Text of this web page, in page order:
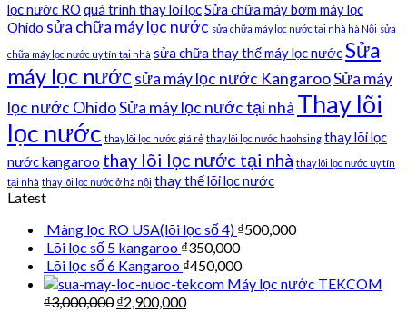
lọc nước RO quá trình thay lõi lọcSửa chữa máy bơm máy lọc
Ohido sửa chữa máy lọc nước sửa chữa máy lọc nước tại nhà hà Nội sửa
chữa máy lọc nước uy tín tại nhà sửa chữa thay thế máy lọc nướcSửa
máy lọc nướcsửa máy lọc nước KangarooSửa máy
lọc nước OhidoSửa máy lọc nước tại nhà Thay lõi
lọc nước thay lõi lọc nước giá rẻ thay lõi lọc nước haohsing thay lõi lọc
nước kangaroo thay lõi lọc nước tại nhà thay lõi lọc nước uy tín
tại nhà thay lõi lọc nước ở hà nội thay thế lõi lọc nước
Latest
Màng lọc RO USA(lõi lọc số 4) ₫500,000
Lõi lọc số 5 kangaroo ₫350,000
Lõi lọc số 6 Kangaroo ₫450,000
Máy lọc nước TEKCOM
₫3,000,000 ₫2,900,000